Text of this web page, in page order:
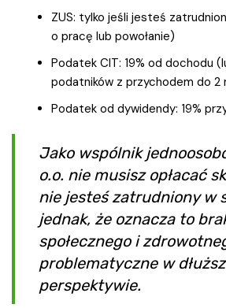
ZUS: tylko jeśli jesteś
o pracę lub powołanie)
Podatek CIT: 19% od dochodu
podatników z przychodem do 2
Podatek od dywidendy: 19%
Jako wspólnik
o.o. nie musisz opłacać
nie jesteś zatrudniony w
jednak, że oznacza to
społecznego i
problematyczne w
perspektywie.